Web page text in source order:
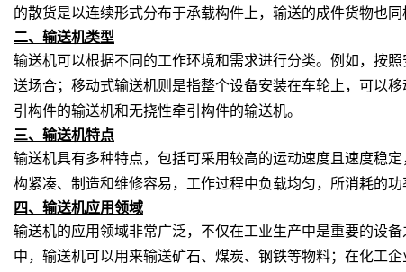
的散货是以连续形式分布于承载构件上，输送的成件货物也同
二、输送机类型
输送机可以根据不同的工作环境和需求进行分类。例如，按
送场合；移动式输送机则是指整个设备安装在车轮上，可以
引构件的输送机和无挠性牵引构件的输送机。
三、输送机特点
输送机具有多种特点，包括可采用较高的运动速度且速度稳
构紧凑、制造和维修容易，工作过程中负载均匀，所消耗的功
四、输送机应用领域
输送机的应用领域非常广泛，不仅在工业生产中是重要的设
中，输送机可以用来输送矿石、煤炭、钢铁等物料；在化工